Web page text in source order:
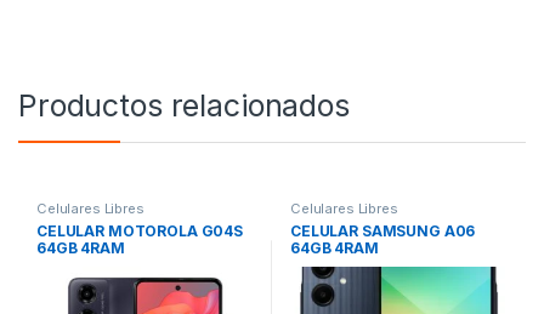
Productos relacionados
Celulares Libres
CELULAR MOTOROLA G04S
64GB 4RAM
Celulares Libres
CELULAR SAMSUNG A06
64GB 4RAM